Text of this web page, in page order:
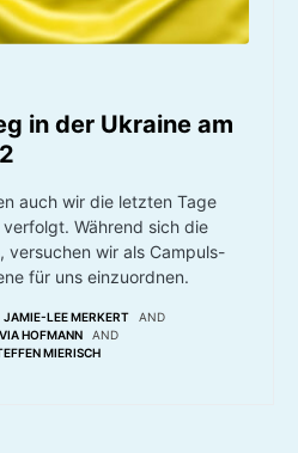
in der Ukraine am
auch wir die letzten Tage
Während sich die
versuchen wir als Campuls-
für uns einzuordnen.
JAMIE-LEE MERKERT
AND
HOFMANN
AND
MIERISCH